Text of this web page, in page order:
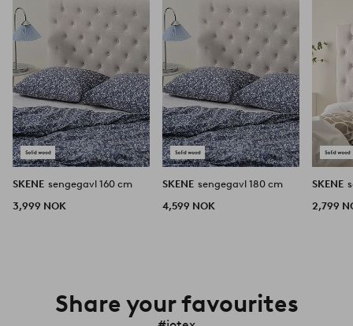
SKENE sengegavl 160 cm
3,999 NOK
SKENE sengegavl 180 cm
4,599 NOK
SKENE
2,799
Share your favourites